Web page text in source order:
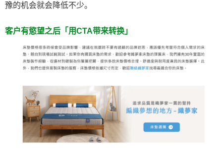
豫的机会就会降低不少。
客户有慾望之后「用CTA带来转换」